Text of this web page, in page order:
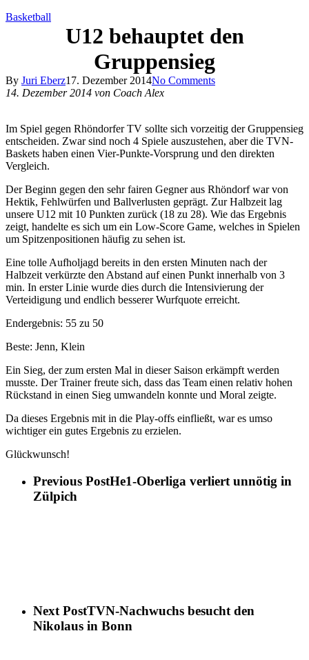
Basketball
U12 behauptet den
Gruppensieg
By Juri Eberz17. Dezember 2014No Comments
14. Dezember 2014 von Coach Alex
Im Spiel gegen Rhöndorfer TV sollte sich vorzeitig der Gruppensieg
entscheiden. Zwar sind noch 4 Spiele auszustehen, aber die TVN-
Baskets haben einen Vier-Punkte-Vorsprung und den direkten
Vergleich.
Der Beginn gegen den sehr fairen Gegner aus Rhöndorf war von
Hektik, Fehlwürfen und Ballverlusten geprägt. Zur Halbzeit lag
unsere U12 mit 10 Punkten zurück (18 zu 28). Wie das Ergebnis
zeigt, handelte es sich um ein Low-Score Game, welches in Spielen
um Spitzenpositionen häufig zu sehen ist.
Eine tolle Aufholjagd bereits in den ersten Minuten nach der
Halbzeit verkürzte den Abstand auf einen Punkt innerhalb von 3
min. In erster Linie wurde dies durch die Intensivierung der
Verteidigung und endlich besserer Wurfquote erreicht.
Endergebnis: 55 zu 50
Beste: Jenn, Klein
Ein Sieg, der zum ersten Mal in dieser Saison erkämpft werden
musste. Der Trainer freute sich, dass das Team einen relativ hohen
Rückstand in einen Sieg umwandeln konnte und Moral zeigte.
Da dieses Ergebnis mit in die Play-offs einfließt, war es umso
wichtiger ein gutes Ergebnis zu erzielen.
Glückwunsch!
Previous PostHe1-Oberliga verliert unnötig in
Zülpich
Next PostTVN-Nachwuchs besucht den
Nikolaus in Bonn